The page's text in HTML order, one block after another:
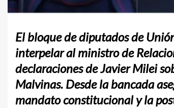
El bloque de diputados de
interpelar al ministro de
declaraciones de Javier Milei
Malvinas. Desde la bancada
mandato constitucional y la